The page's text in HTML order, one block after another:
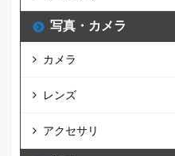
写真・カメラ
カメラ
レンズ
アクセサリ